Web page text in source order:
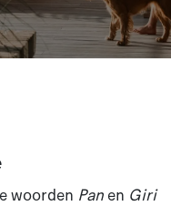
woorden Pan en Giri